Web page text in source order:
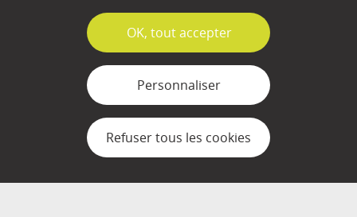
Plan du site
Mentions légales
Gestion des cookies
✓
OK, tout accepter
Personnaliser
Refuser tous les cookies